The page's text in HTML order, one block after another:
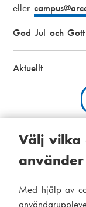
Välj vilka
använder
Med hjälp av
ellercampus
God Jul och
Aktuellt
S